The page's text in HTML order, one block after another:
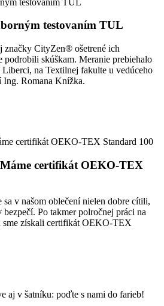
testovaním TUL
značky CityZen® ošetrené ich
podrobili skúškam. Meranie prebiehalo
na Textilnej fakulte u vedúceho
Romana Knížka.
certifikát OEKO-TEX
sa v našom oblečení nielen dobre cítili,
bezpečí. Po takmer polročnej práci na
sme získali certifikát OEKO-TEX